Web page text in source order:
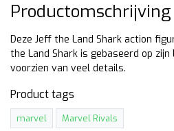
Productomschrijving
Deze Jeff the Land Shark action
the Land Shark is gebaseerd op
voorzien van veel details.
Product tags
marvel Marvel Rivals